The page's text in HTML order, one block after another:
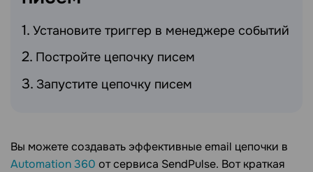
Установите триггер в менеджере событий
Постройте цепочку писем
Запустите цепочку писем
Вы можете создавать эффективные email цепочки в
Automation 360 от сервиса SendPulse. Вот краткая